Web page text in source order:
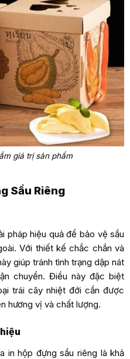
giá trị sản phẩm
Sầu Riêng
pháp hiệu quả để bảo vệ sầu
Với thiết kế chắc chắn và
giúp tránh tình trạng dập nát
chuyển. Điều này đặc biệt
trái cây nhiệt đới cần được
hương vị và chất lượng.
in hộp đựng sầu riêng là khả